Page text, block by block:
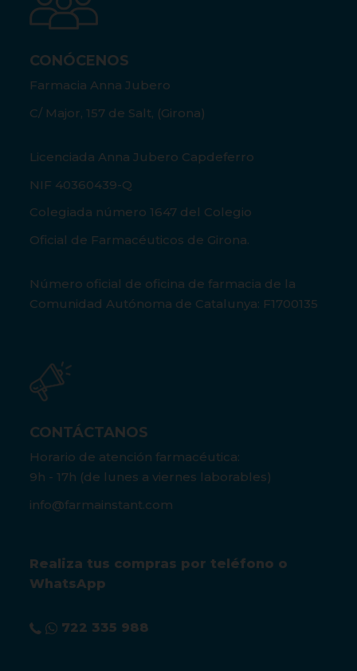
CONÓCENOS
Farmacia Anna Jubero
C/ Major, 157 de Salt, (Girona)
Licenciada Anna Jubero Capdeferro
NIF 40360439-Q
Colegiada número 1647 del Colegio
Oficial de Farmacéuticos de Girona.
Número oficial de oficina de farmacia de la
Comunidad Autónoma de Catalunya: F1700135
CONTÁCTANOS
Horario de atención farmacéutica:
9h - 17h (de lunes a viernes laborables)
info@farmainstant.com
Realiza tus compras por teléfono o
WhatsApp
722 335 988